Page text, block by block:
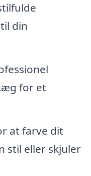
din
for et
at farve dit
stil eller skjuler